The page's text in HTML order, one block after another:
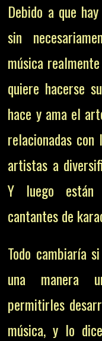
Debido a que
sin
música
quiere hacerse
hace y ama el
relacionadas
artistas a
Y luego están
cantantes de
Todo cambiaría
una manera
permitirles
música, y lo